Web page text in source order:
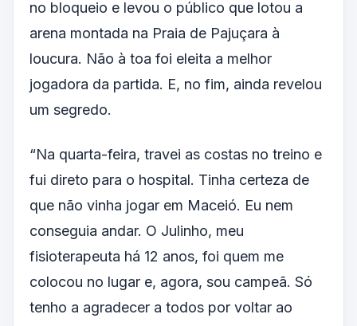
no bloqueio e levou o público que lotou a
arena montada na Praia de Pajuçara à
loucura. Não à toa foi eleita a melhor
jogadora da partida. E, no fim, ainda revelou
um segredo.
“Na quarta-feira, travei as costas no treino e
fui direto para o hospital. Tinha certeza de
que não vinha jogar em Maceió. Eu nem
conseguia andar. O Julinho, meu
fisioterapeuta há 12 anos, foi quem me
colocou no lugar e, agora, sou campeã. Só
tenho a agradecer a todos por voltar ao